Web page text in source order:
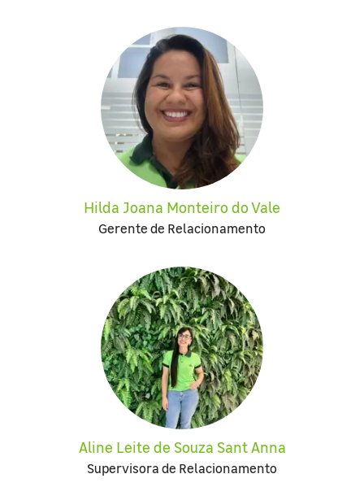
Hilda Joana Monteiro do Vale
Gerente de Relacionamento
Aline Leite de Souza Sant Anna
Supervisora de Relacionamento